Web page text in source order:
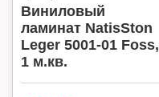
Виниловый
ламинат NatisSton
Leger 5001-01 Foss,
1 м.кв.